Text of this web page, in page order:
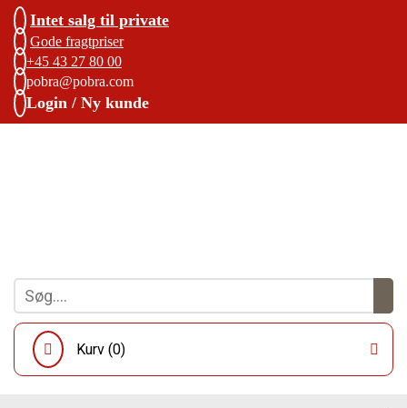
Intet salg til private
Gode fragtpriser
+45 43 27 80 00
pobra@pobra.com
Login / Ny kunde
Kurv (0)